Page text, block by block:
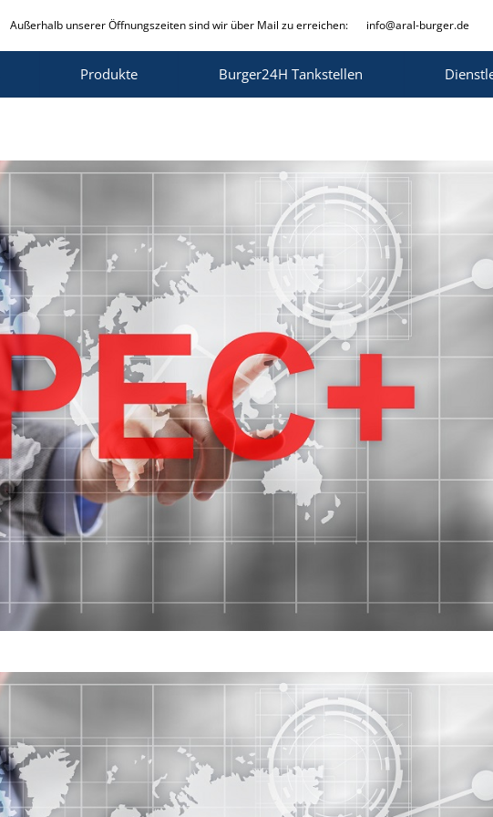
Außerhalb unserer Öffnungszeiten sind wir über Mail zu erreichen: info@aral-burger.de
Produkte Burger24H Tankstellen